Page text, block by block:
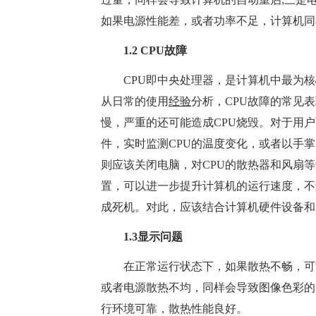
如果电源性能差，或者功率不足，计算机
1.2 CPU故障
CPU即中央处理器，是计算机中最为核
从日常的使用经验分析，CPU故障的常见
慢，严重的还可能造成CPU烧毁。对于用
件，实时监测CPU的温度变化，或者以手
则应该关闭电脑，对CPU的散热器和风扇
置，可以进一步提升计算机的运行速度，
成死机。对此，应该结合计算机硬件设备
1.3显示问题
在正常运行状态下，如果散热不畅，可
或者电源散热不均，同样会导致图像色彩
行环境可靠，散热性能良好。